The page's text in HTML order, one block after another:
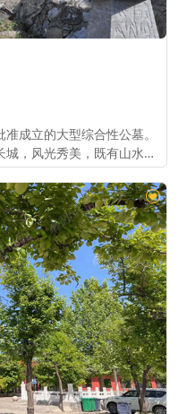
成立的大型综合性公墓。
，风光秀美，既有山水朝